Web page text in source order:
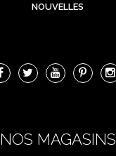
NOUVELLES
NOS MAGASINS